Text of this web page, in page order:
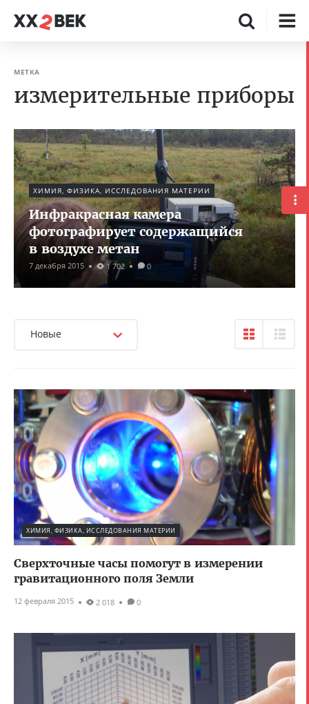
МЕТКА
измерительные приборы
ХИМИЯ, ФИЗИКА, ИССЛЕДОВАНИЯ МАТЕРИИ
Инфракрасная камера
фотографирует содержащийся
в воздухе метан
7 декабря 2015 1 702 0
Новые
ХИМИЯ, ФИЗИКА, ИССЛЕДОВАНИЯ МАТЕРИИ
Сверхточные часы помогут в измерении
гравитационного поля Земли
12 февраля 2015 2 018 0